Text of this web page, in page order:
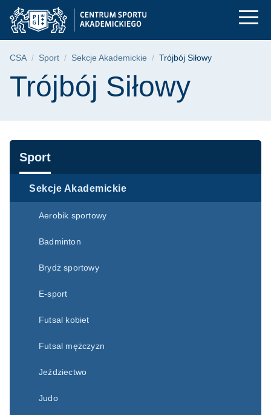
Przejdź
do
menu
Przejdź
do
wyszukiwarki
Przejdź
do
treści
Trójbój Siłowy |
Ścieżka nawigacyjna
CSA Sport Sekcje Akademickie Trójbój Siłowy
Treść strony
Trójbój Siłowy
Nawigacja
Sport
Sekcje Akademickie
Aerobik sportowy
Badminton
Brydż sportowy
E-sport
Futsal kobiet
Futsal mężczyzn
Jeździectwo
Judo